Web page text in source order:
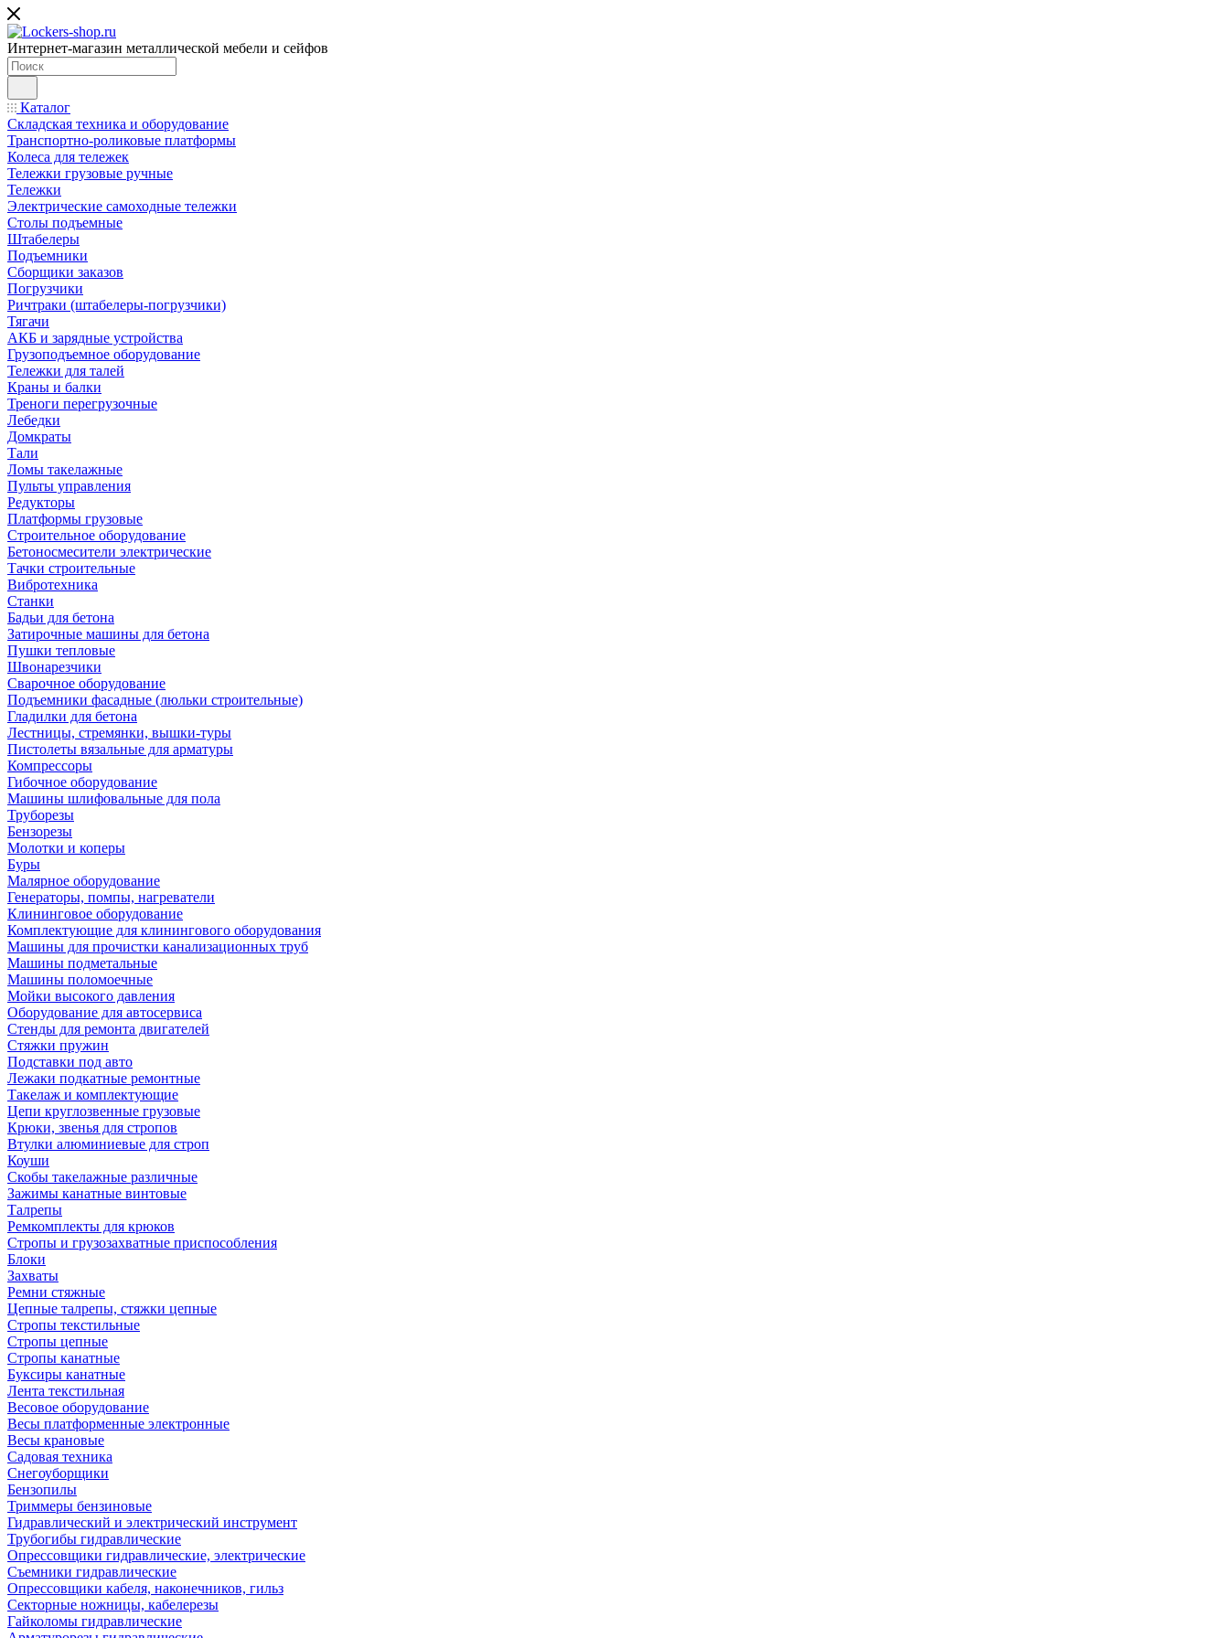
Интернет-магазин металлической мебели и сейфов
Каталог
Складская техника и оборудование
Транспортно-роликовые платформы
Колеса для тележек
Тележки грузовые ручные
Тележки
Электрические самоходные тележки
Столы подъемные
Штабелеры
Подъемники
Сборщики заказов
Погрузчики
Ричтраки (штабелеры-погрузчики)
Тягачи
АКБ и зарядные устройства
Грузоподъемное оборудование
Тележки для талей
Краны и балки
Треноги перегрузочные
Лебедки
Домкраты
Тали
Ломы такелажные
Пульты управления
Редукторы
Платформы грузовые
Строительное оборудование
Бетоносмесители электрические
Тачки строительные
Вибротехника
Станки
Бадьи для бетона
Затирочные машины для бетона
Пушки тепловые
Швонарезчики
Сварочное оборудование
Подъемники фасадные (люльки строительные)
Гладилки для бетона
Лестницы, стремянки, вышки-туры
Пистолеты вязальные для арматуры
Компрессоры
Гибочное оборудование
Машины шлифовальные для пола
Труборезы
Бензорезы
Молотки и коперы
Буры
Малярное оборудование
Генераторы, помпы, нагреватели
Клининговое оборудование
Комплектующие для клинингового оборудования
Машины для прочистки канализационных труб
Машины подметальные
Машины поломоечные
Мойки высокого давления
Оборудование для автосервиса
Стенды для ремонта двигателей
Стяжки пружин
Подставки под авто
Лежаки подкатные ремонтные
Такелаж и комплектующие
Цепи круглозвенные грузовые
Крюки, звенья для стропов
Втулки алюминиевые для строп
Коуши
Скобы такелажные различные
Зажимы канатные винтовые
Талрепы
Ремкомплекты для крюков
Стропы и грузозахватные приспособления
Блоки
Захваты
Ремни стяжные
Цепные талрепы, стяжки цепные
Стропы текстильные
Стропы цепные
Стропы канатные
Буксиры канатные
Лента текстильная
Весовое оборудование
Весы платформенные электронные
Весы крановые
Садовая техника
Снегоуборщики
Бензопилы
Триммеры бензиновые
Гидравлический и электрический инструмент
Трубогибы гидравлические
Опрессовщики гидравлические, электрические
Съемники гидравлические
Опрессовщики кабеля, наконечников, гильз
Секторные ножницы, кабелерезы
Гайколомы гидравлические